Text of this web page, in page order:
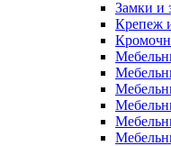
Замки и
Крепеж